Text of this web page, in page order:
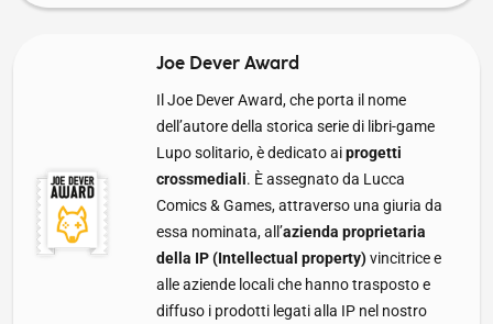
Joe Dever Award
Il Joe Dever Award, che porta il nome
dell’autore della storica serie di libri-game
Lupo solitario, è dedicato aiprogetti
crossmediali. È assegnato da Lucca
Comics & Games, attraverso una giuria da
essa nominata, all’azienda proprietaria
della IP (Intellectual property)vincitrice e
alle aziende locali che hanno trasposto e
diffuso i prodotti legati alla IP nel nostro